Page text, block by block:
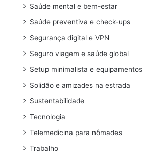
Saúde mental e bem-estar
Saúde preventiva e check-ups
Segurança digital e VPN
Seguro viagem e saúde global
Setup minimalista e equipamentos
Solidão e amizades na estrada
Sustentabilidade
Tecnologia
Telemedicina para nômades
Trabalho